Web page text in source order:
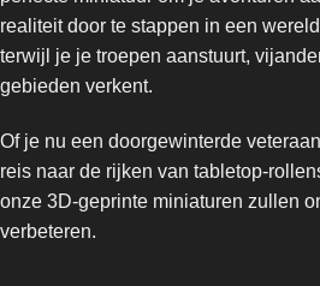
realiteit door te stappen in een
terwijl je je troepen aanstuurt,
gebieden verkent.
Of je nu een doorgewinterde
reis naar de rijken van tabletop-
onze 3D-geprinte miniaturen zullen
verbeteren.